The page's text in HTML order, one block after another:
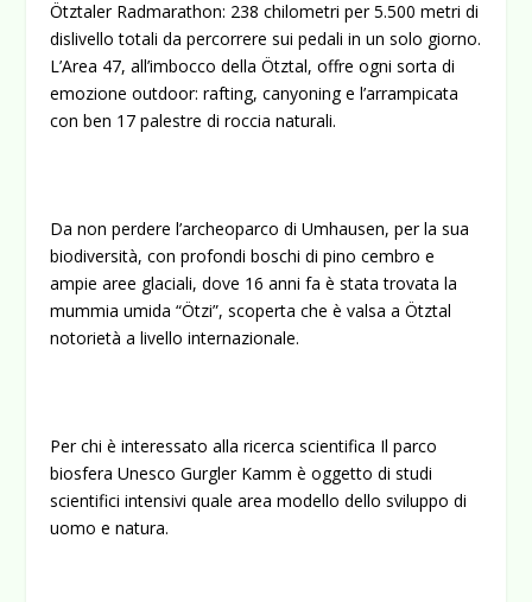
Ötztaler Radmarathon: 238 chilometri per 5.500 metri di
dislivello totali da percorrere sui pedali in un solo giorno.
L’Area 47, all’imbocco della Ötztal, offre ogni sorta di
emozione outdoor: rafting, canyoning e l’arrampicata
con ben 17 palestre di roccia naturali.
Da non perdere l’archeoparco di Umhausen, per la sua
biodiversità, con profondi boschi di pino cembro e
ampie aree glaciali, dove 16 anni fa è stata trovata la
mummia umida “Ötzi”, scoperta che è valsa a Ötztal
notorietà a livello internazionale.
Per chi è interessato alla ricerca scientifica Il parco
biosfera Unesco Gurgler Kamm è oggetto di studi
scientifici intensivi quale area modello dello sviluppo di
uomo e natura.